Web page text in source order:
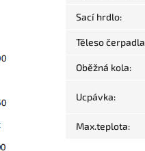
Sací hrdlo:
Těleso čerpadla
Oběžná kola:
Ucpávka:
Max.teplota: